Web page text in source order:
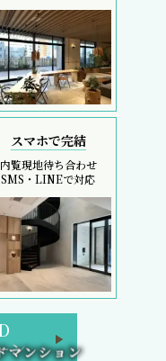
スマホで完結
内覧現地待ち合わせ
SMS・LINEで対応
ン